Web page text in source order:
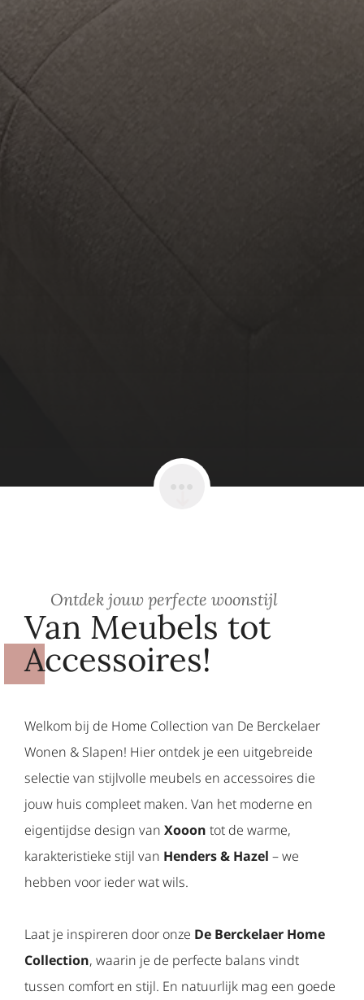
Ontdek jouw perfecte woonstijl
Van Meubels tot
Accessoires!
Welkom bij de Home Collection van De Berckelaer
Wonen & Slapen! Hier ontdek je een uitgebreide
selectie van stijlvolle meubels en accessoires die
jouw huis compleet maken. Van het moderne en
eigentijdse design van Xooon tot de warme,
karakteristieke stijl van Henders & Hazel – we
hebben voor ieder wat wils.
Laat je inspireren door onze De Berckelaer Home
Collection, waarin je de perfecte balans vindt
tussen comfort en stijl. En natuurlijk mag een goede